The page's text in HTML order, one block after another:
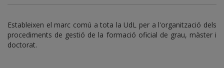
inicio
Estableixen el marc comú a tota la UdL per a l'organització dels
procediments de gestió de la formació oficial de grau, màster i
doctorat.